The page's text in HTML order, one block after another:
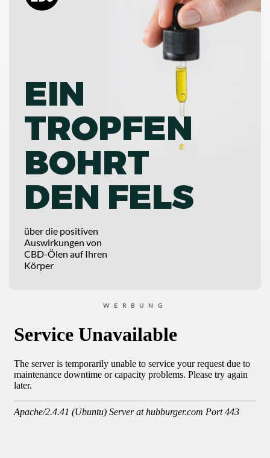
EIN
TROPFEN
BOHRT
DEN FELS
über die positiven
Auswirkungen von
CBD-Ölen auf Ihren
Körper
WERBUNG